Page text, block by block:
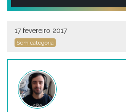
17 fevereiro 2017
Sem categoria